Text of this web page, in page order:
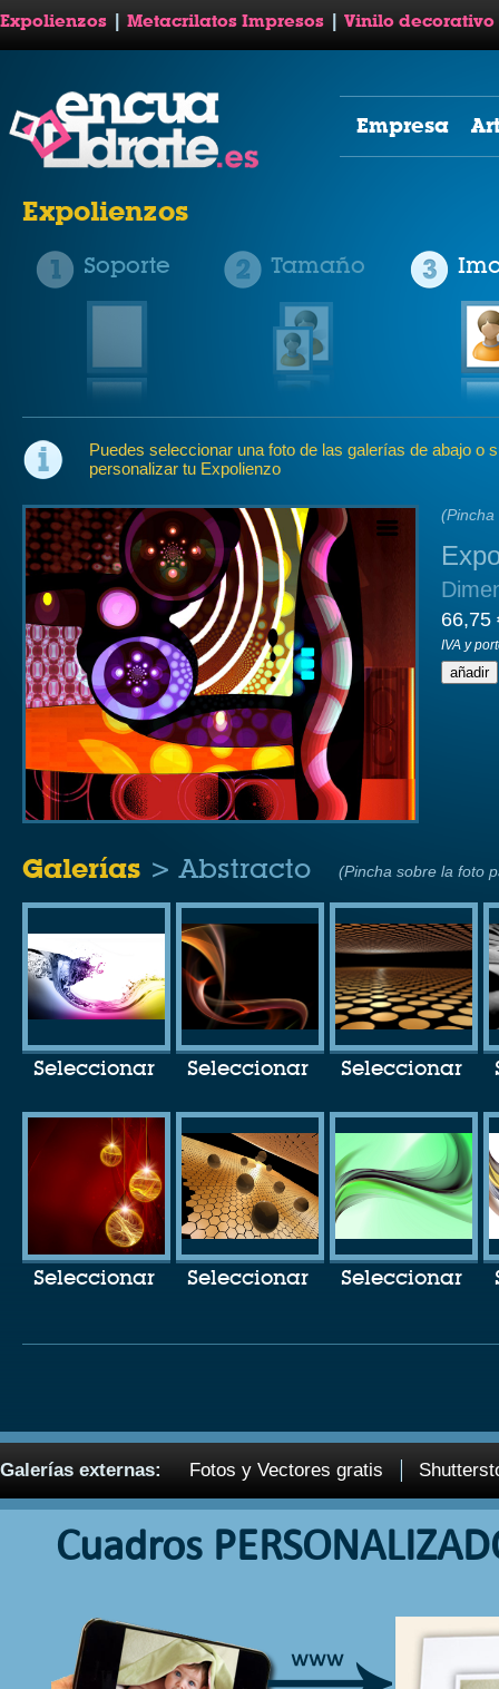
Expolienzos Metacrilatos Impresos Vinilo decorativo
Empresa
Expolienzos
Soporte Tamaño
Puedes seleccionar una foto de las galerías de abajo o
personalizar tu Expolienzo
66,75
IVA y
Galerías > Abstracto (Pincha sobre la foto
Seleccionar Seleccionar Seleccionar
Seleccionar Seleccionar Seleccionar
Galerías externas: Fotos y Vectores gratis
Cuadros